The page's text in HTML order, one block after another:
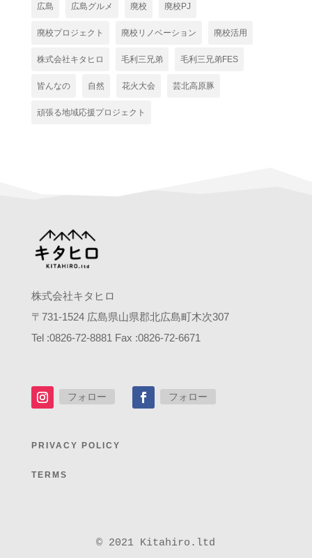
広島 広島グルメ 廃校 廃校PJ
廃校プロジェクト 廃校リノベーション 廃校活用
株式会社キタヒロ 毛利三兄弟 毛利三兄弟FES
皆んなの 自然 花火大会 芸北高原豚
頑張る地域応援プロジェクト
株式会社キタヒロ
〒 731-1524 広島県山県郡北広島町木次307
Tel :0826-72-8881 Fax :0826-72-6671
フォロー フォロー
PRIVACY POLICY
TERMS
© 2021 Kitahiro.ltd